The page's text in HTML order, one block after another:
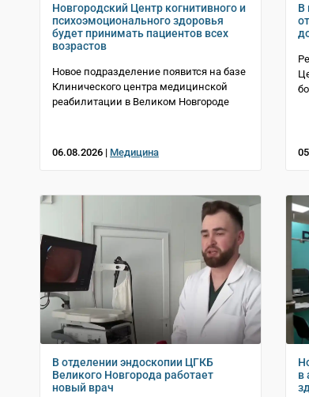
Новгородский Центр когнитивного и
психоэмоционального здоровья
будет принимать пациентов всех
возрастов
Новое подразделение появится на базе
Клинического центра медицинской
реабилитации в Великом Новгороде
06.08.2026 | Медицина
В
В отделении эндоскопии ЦГКБ
Великого Новгорода работает
новый врач
в